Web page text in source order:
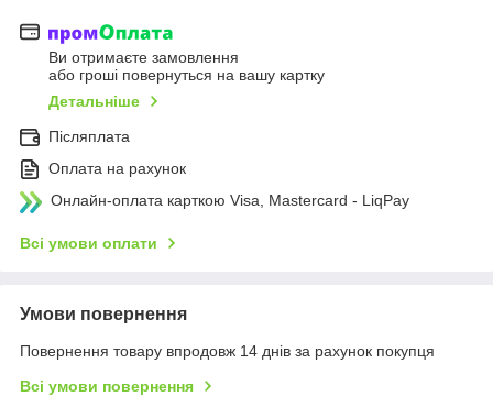
Ви отримаєте замовлення
або гроші повернуться на вашу картку
Детальніше
Післяплата
Оплата на рахунок
Онлайн-оплата карткою Visa, Mastercard - LiqPay
Всі умови оплати
Умови повернення
Повернення товару впродовж 14 днів за рахунок покупця
Всі умови повернення